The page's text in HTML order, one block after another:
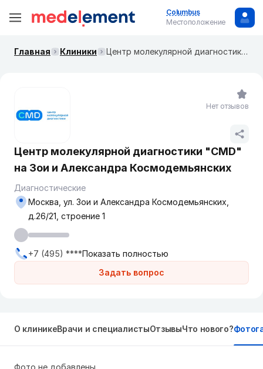
Columbus
Местоположение
Главная Клиники Центр молекулярной диагностики "CMD" на ​​​​​Зои и Александра Космодемьянских
Центр молекулярной диагностики "CMD"
на ​​​​​Зои и Александра Космодемьянских
Диагностические
Задать вопрос
Москва, ул. Зои и Александра Космодемьянских,
д.26/21, строение 1
+7 (495) ****Показать полностью
Нет отзывов
О клиникеВрачи и специалистыОтзывыЧто нового?
Фото не добавлены